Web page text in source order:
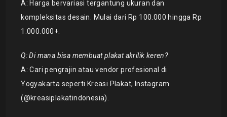
A: Harga bervariasi tergantung ukuran dan
kompleksitas desain. Mulai dari Rp 100.000 hingga Rp
1.000.000+.
Q: Di mana bisa membuat plakat akrilik keren?
A: Cari pengrajin atau vendor profesional di
Yogyakarta seperti Kreasi Plakat, Instagram
(@kreasiplakatindonesia).